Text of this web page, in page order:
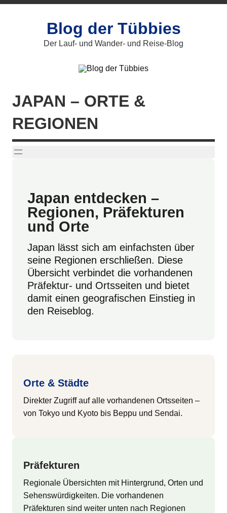
Zum
Blog der Tübbies
Der Lauf- und Wander- und Reise-Blog
JAPAN – ORTE &
REGIONEN
Japan entdecken –
Regionen, Präfekturen
und Orte
Japan lässt sich am einfachsten über
seine Regionen erschließen. Diese
Übersicht verbindet die vorhandenen
Präfektur- und Ortsseiten und bietet
damit einen geografischen Einstieg in
den Reiseblog.
Orte & Städte
Direkter Zugriff auf alle vorhandenen Ortsseiten –
von Tokyo und Kyoto bis Beppu und Sendai.
Präfekturen
Regionale Übersichten mit Hintergrund, Orten und
Sehenswürdigkeiten. Die vorhandenen
Präfekturen sind weiter unten nach Regionen